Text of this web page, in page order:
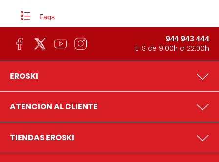
Faqs
944 943 444
L-S de 9:00h a 22:00h
EROSKI
ATENCION AL CLIENTE
TIENDAS EROSKI